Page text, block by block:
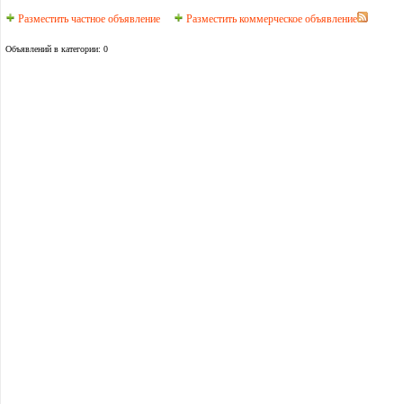
Разместить частное объявление Разместить коммерческое объявление
Объявлений в категории: 0